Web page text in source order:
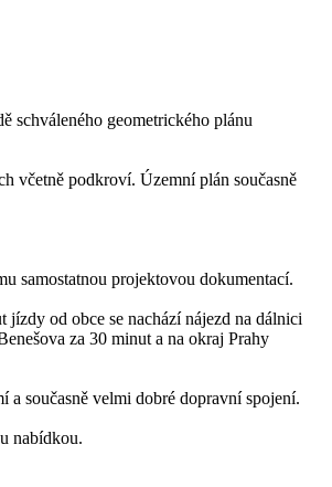
schváleného geometrického plánu
včetně podkroví. Územní plán současně
samostatnou projektovou dokumentací.
od obce se nachází nájezd na dálnici
za 30 minut a na okraj Prahy
a současně velmi dobré dopravní spojení.
nabídkou.